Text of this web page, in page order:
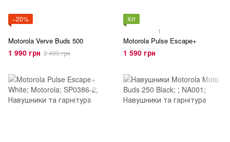
−20%
Motorola Verve Buds 500
1 990 грн 2 490 грн
Хіт
1
Motorola Pulse Escape+
1 590 грн